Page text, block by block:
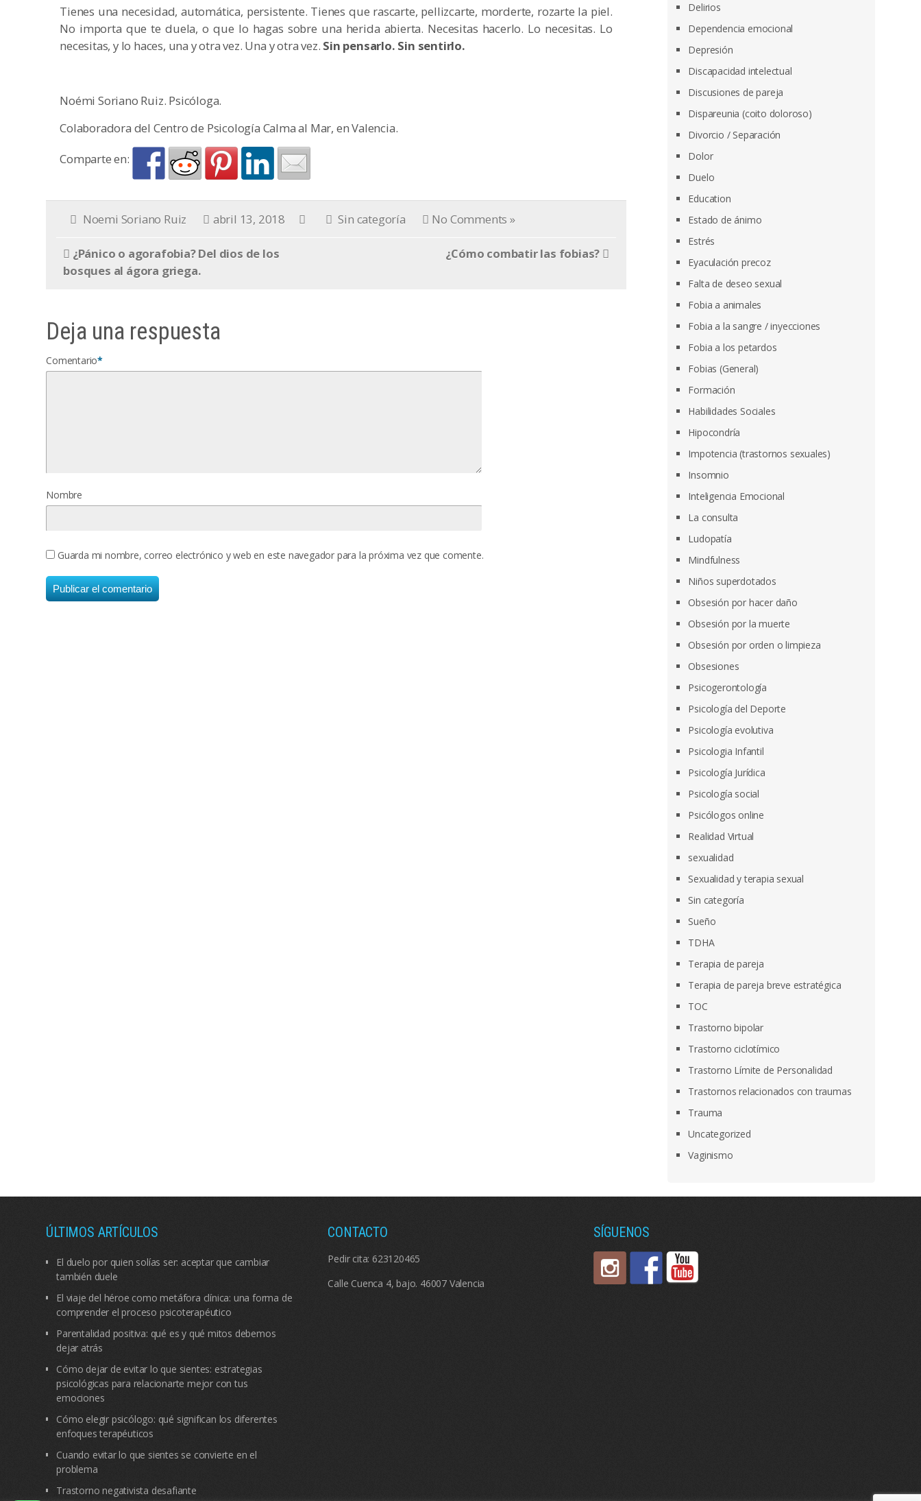
Tienes una necesidad, automática, persistente. Tienes que rascarte, pellizcarte, morderte, rozarte la piel.
No importa que te duela, o que lo hagas sobre una herida abierta. Necesitas hacerlo. Lo necesitas. Lo
necesitas, y lo haces, una y otra vez. Una y otra vez. Sin pensarlo. Sin sentirlo.
Noémi Soriano Ruiz. Psicóloga.
Colaboradora del Centro de Psicología Calma al Mar, en Valencia.
Comparte en:
Noemi Soriano Ruiz abril 13, 2018 Sin categoría No Comments »
¿Pánico o agorafobia? Del dios de los
bosques al ágora griega.
¿Cómo combatir las fobias?
Deja una respuesta
Comentario*
Nombre
Guarda mi nombre, correo electrónico y web en este navegador para la próxima vez que comente.
Delirios
Dependencia emocional
Depresión
Discapacidad intelectual
Discusiones de pareja
Dispareunia (coito doloroso)
Divorcio / Separación
Dolor
Duelo
Education
Estado de ánimo
Estrés
Eyaculación precoz
Falta de deseo sexual
Fobia a animales
Fobia a la sangre / inyecciones
Fobia a los petardos
Fobias (General)
Formación
Habilidades Sociales
Hipocondría
Impotencia (trastornos sexuales)
Insomnio
Inteligencia Emocional
La consulta
Ludopatía
Mindfulness
Niños superdotados
Obsesión por hacer daño
Obsesión por la muerte
Obsesión por orden o limpieza
Obsesiones
Psicogerontología
Psicología del Deporte
Psicología evolutiva
Psicologia Infantil
Psicología Jurídica
Psicología social
Psicólogos online
Realidad Virtual
sexualidad
Sexualidad y terapia sexual
Sin categoría
Sueño
TDHA
Terapia de pareja
Terapia de pareja breve estratégica
TOC
Trastorno bipolar
Trastorno ciclotímico
Trastorno Límite de Personalidad
Trastornos relacionados con traumas
Trauma
Uncategorized
Vaginismo
ÚLTIMOS ARTÍCULOS
El duelo por quien solías ser: aceptar que cambiar
también duele
El viaje del héroe como metáfora clínica: una forma de
comprender el proceso psicoterapéutico
Parentalidad positiva: qué es y qué mitos debemos
dejar atrás
Cómo dejar de evitar lo que sientes: estrategias
psicológicas para relacionarte mejor con tus
emociones
Cómo elegir psicólogo: qué significan los diferentes
enfoques terapéuticos
Cuando evitar lo que sientes se convierte en el
problema
Trastorno negativista desafiante
CONTACTO
Pedir cita: 623120465
Calle Cuenca 4, bajo. 46007 Valencia
SÍGUENOS